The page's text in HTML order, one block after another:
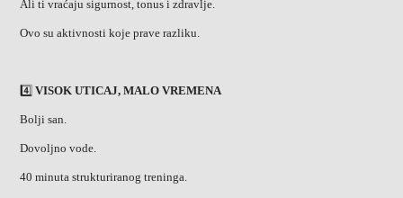
Ali ti vraćaju sigurnost, tonus i zdravlje.
Ovo su aktivnosti koje prave razliku.
4️⃣VISOK UTICAJ, MALO VREMENA
Bolji san.
Dovoljno vode.
40 minuta strukturiranog treninga.